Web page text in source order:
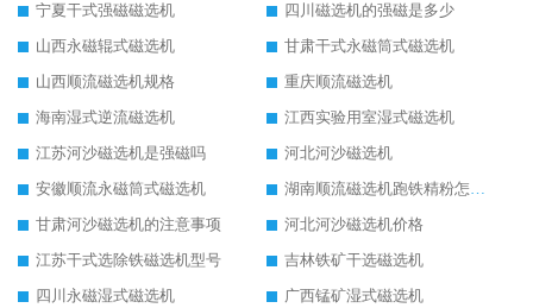
宁夏干式强磁磁选机
四川磁选机的强磁是多少
山西永磁辊式磁选机
甘肃干式永磁筒式磁选机
山西顺流磁选机规格
重庆顺流磁选机
海南湿式逆流磁选机
江西实验用室湿式磁选机
江苏河沙磁选机是强磁吗
河北河沙磁选机
安徽顺流永磁筒式磁选机
湖南顺流磁选机跑铁精粉怎么处理
甘肃河沙磁选机的注意事项
河北河沙磁选机价格
江苏干式选除铁磁选机型号
吉林铁矿干选磁选机
四川永磁湿式磁选机
广西锰矿湿式磁选机